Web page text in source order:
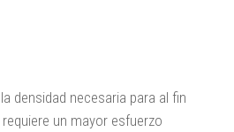
densidad necesaria para al fin
un mayor esfuerzo